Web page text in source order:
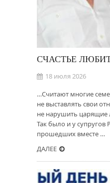
СЧАСТЬЕ
18 июля 2026
…Считают многие
не выставлять свои
не нарушить
Так было и у супругов
прошедших вместе …
ДАЛЕЕ